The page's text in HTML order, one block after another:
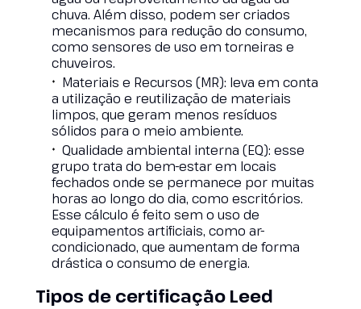
chuva. Além disso, podem ser criados
mecanismos para redução do consumo,
como sensores de uso em torneiras e
chuveiros.
Materiais e Recursos (MR): leva em conta
a utilização e reutilização de materiais
limpos, que geram menos resíduos
sólidos para o meio ambiente.
Qualidade ambiental interna (EQ): esse
grupo trata do bem-estar em locais
fechados onde se permanece por muitas
horas ao longo do dia, como escritórios.
Esse cálculo é feito sem o uso de
equipamentos artificiais, como ar-
condicionado, que aumentam de forma
drástica o consumo de energia.
Tipos de certificação Leed